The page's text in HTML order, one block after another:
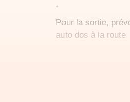
-
Pour la sortie,
auto dos à la route